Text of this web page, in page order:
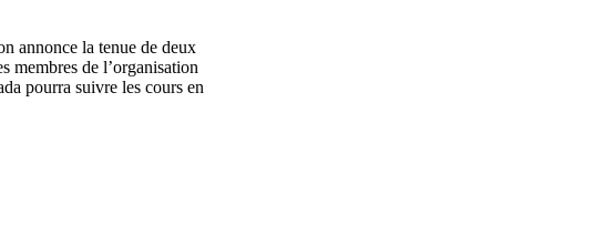
annonce la tenue de deux
membres de l’organisation
pourra suivre les cours en